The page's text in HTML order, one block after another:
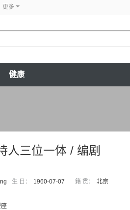
更多
健康
人三位一体 / 编剧
生 日： 1960-07-07 籍 贯：
北京
座